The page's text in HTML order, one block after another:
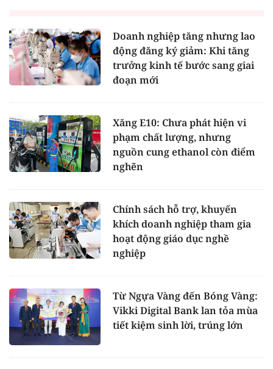
Doanh nghiệp tăng nhưng lao
động đăng ký giảm: Khi tăng
trưởng kinh tế bước sang giai
đoạn mới
Xăng E10: Chưa phát hiện vi
phạm chất lượng, nhưng
nguồn cung ethanol còn điểm
nghẽn
Chính sách hỗ trợ, khuyến
khích doanh nghiệp tham gia
hoạt động giáo dục nghề
nghiệp
Từ Ngựa Vàng đến Bóng Vàng:
Vikki Digital Bank lan tỏa mùa
tiết kiệm sinh lời, trúng lớn